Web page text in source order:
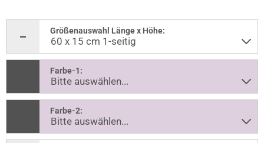
Größenauswahl Länge x Höhe:
Farbe-1:
Farbe-2: